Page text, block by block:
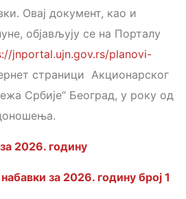
Овај документ, као и
објављују се на Порталу
jnportal.ujn.gov.rs/planovi-
страници Акционарског
Србије“ Београд, у року од
2026. годину
за 2026. годину број 1